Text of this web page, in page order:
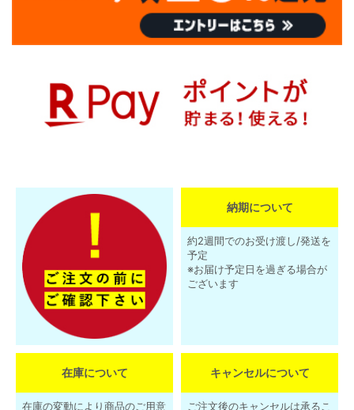
納期について
約2週間でのお受け渡し/発送を
予定
※お届け予定日を過ぎる場合が
ございます
在庫について
在庫の変動により商品のご用意
キャンセルについて
ご注文後のキャンセルは承るこ